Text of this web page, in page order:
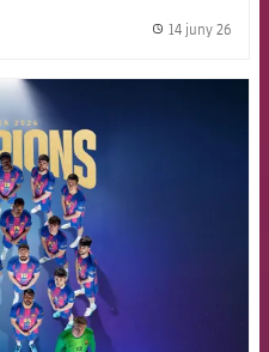
14 juny 26
FCB Barcelona badge